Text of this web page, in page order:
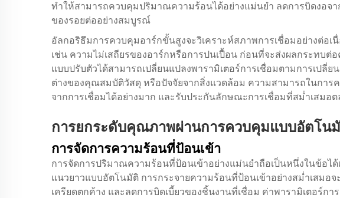
ทำให้สามารถควบคุมปริมาณความร้อนได้อย่างแม่นยำ ลดการบิดงอจา
ของรอยต่ออย่างสมบูรณ์
อัลกอริธึมการควบคุมอาร์กขั้นสูงจะวิเคราะห์สภาพการเชื่อมอย่างต่อเ
เช่น ความไม่เสถียรของอาร์กหรือการปนเปื้อน ก่อนที่จะส่งผลกระทบ
แบบปรับตัวได้สามารถเปลี่ยนแปลงพารามิเตอร์การเชื่อมตามการเปลี่
ต่างของคุณสมบัติวัสดุ หรือปัจจัยจากสิ่งแวดล้อม ความสามารถในกา
จากการเชื่อมได้อย่างมาก และรับประกันลักษณะการเชื่อมที่สม่ำเสมอ
การยกระดับคุณภาพผ่านการควบคุมแบบอัตโน
การจัดการความร้อนที่ป้อนเข้า
การจัดการปริมาณความร้อนที่ป้อนเข้าอย่างแม่นยำถือเป็นหนึ่งในข้อไ
แนวยาวแบบอัตโนมัติ การกระจายความร้อนที่ป้อนเข้าอย่างสม่ำเสมอจ
เครียดตกค้าง และลดการบิดเบี้ยวของชิ้นงานที่เชื่อม ค่าพารามิเตอร์ก